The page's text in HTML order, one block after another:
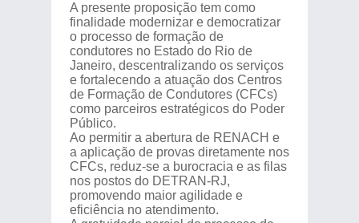
A presente proposição tem como
finalidade modernizar e democratizar
o processo de formação de
condutores no Estado do Rio de
Janeiro, descentralizando os serviços
e fortalecendo a atuação dos Centros
de Formação de Condutores (CFCs)
como parceiros estratégicos do Poder
Público.
Ao permitir a abertura de RENACH e
a aplicação de provas diretamente nos
CFCs, reduz-se a burocracia e as filas
nos postos do DETRAN-RJ,
promovendo maior agilidade e
eficiência no atendimento.